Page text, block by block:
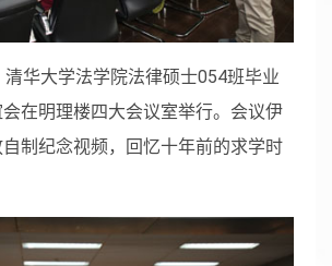
清华大学法学院法律硕士054班毕业
在明理楼四大会议室举行。会议伊
制纪念视频，回忆十年前的求学时